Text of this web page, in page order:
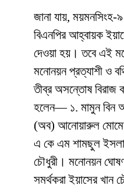
জানা যায়,
বিএনপির আহ্বায়ক
দেওয়া হয়। তবে এই
মনোনয়ন প্রত্যাশী ও
তীব্র অসন্তোষ বিরাজ
হলেন— ১. মামুন বিন
(অব) আনোয়ারুল
এ কে এম শামছুল
চৌধুরী। মনোনয়ন
সমর্থকরা ইয়াসের খান